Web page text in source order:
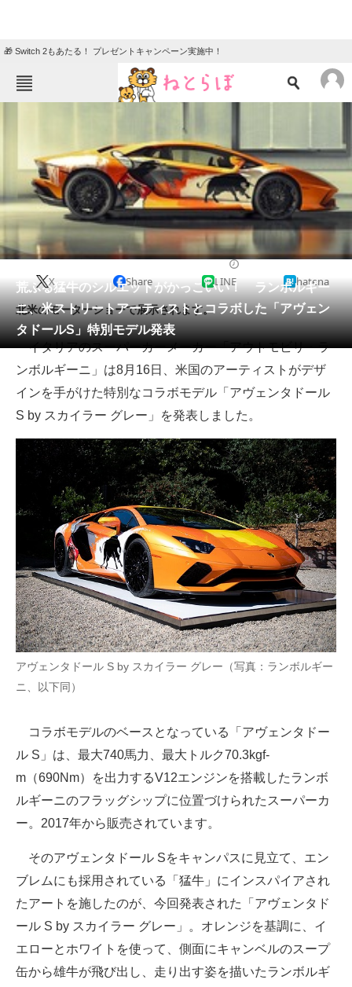
🎁 Switch 2もあたる！ プレゼントキャンペーン実施中！
ニュース
エンタメ クイズ
グルメ 地域
住まい 教育・育児
動物 リサーチ
会員記事
メディア
注目記事を集めた総合ページ
ITの今と未来を見通す
スマホと通信の最新トレンド
進化するPCとデバイスの未来
好きが集まる 比べて選べる
ビジネスと働き方のヒント
AI活用のいまが分かる
企業ITのトレンドを詳説
経営リーダーのコミュニティ
マーケ×ITの今がよく分かる
ITエンジニア向け専門サイト
IT製品の技術・比較・事例
モノづくり技術者専門サイト
エレクトロニクス専門サイト
エネルギーの専門メディア
荒ぶる猛牛のシルエットがかっこいい！ ランボルギー
ニ、米ストリートアーティストとコラボした「アヴェン
タドールS」特別モデル発表
X Share LINE hatena
北米のモーターショーで展示されます。
イタリアのスーパーカーメーカー「アウトモビリ・ラ
ンボルギーニ」は8月16日、米国のアーティストがデザ
インを手がけた特別なコラボモデル「アヴェンタドール
S by スカイラー グレー」を発表しました。
アヴェンタドール S by スカイラー グレー（写真：ランボルギー
ニ、以下同）
コラボモデルのベースとなっている「アヴェンタドー
ル S」は、最大740馬力、最大トルク70.3kgf-
m（690Nm）を出力するV12エンジンを搭載したランボ
ルギーニのフラッグシップに位置づけられたスーパーカ
ー。2017年から販売されています。
そのアヴェンタドール Sをキャンパスに見立て、エン
ブレムにも採用されている「猛牛」にインスパイアされ
たアートを施したのが、今回発表された「アヴェンタド
ール S by スカイラー グレー」。オレンジを基調に、イ
エローとホワイトを使って、側面にキャンベルのスープ
缶から雄牛が飛び出し、走り出す姿を描いたランボルギ